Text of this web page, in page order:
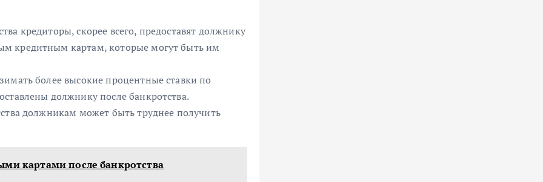
кредиторы, скорее всего, предоставят должнику
кредитным картам, которые могут быть им
более высокие процентные ставки по
должнику после банкротства.
должникам может быть труднее получить
картами после банкротства